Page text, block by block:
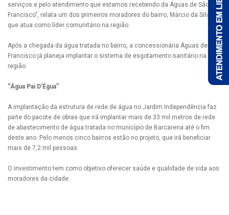
serviços e pelo atendimento que estamos recebendo da Águas de São
Francisco”, relata um dos primeiros moradores do bairro, Márcio da Silva,
que atua como líder comunitário na região.
Após a chegada da água tratada no bairro, a concessionária Águas de São
Francisco já planeja implantar o sistema de esgotamento sanitário na
região.
“Água Pai D’Égua”
A implantação da estrutura de rede de água no Jardim Independência faz
parte do pacote de obras que irá implantar mais de 33 mil metros de rede
de abastecimento de água tratada no município de Barcarena até o fim
deste ano. Pelo menos cinco bairros estão no projeto, que irá beneficiar
mais de 7,2 mil pessoas.
O investimento tem como objetivo oferecer saúde e qualidade de vida aos
moradores da cidade.